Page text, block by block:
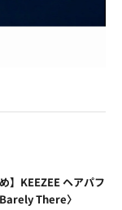
】KEEZEE ヘアパフ
There〉